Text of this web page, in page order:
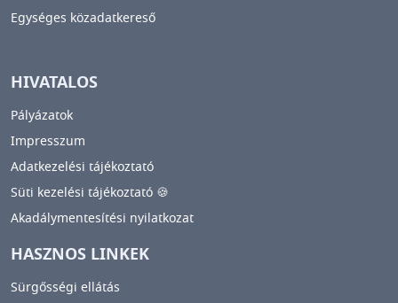
Egységes közadatkereső
HIVATALOS
Pályázatok
Impresszum
Adatkezelési tájékoztató
Süti kezelési tájékoztató 🍪
Akadálymentesítési nyilatkozat
HASZNOS LINKEK
Sürgősségi ellátás